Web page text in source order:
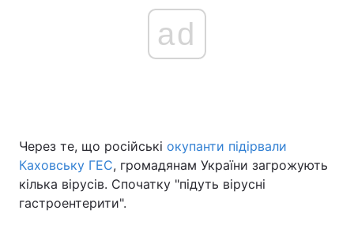
ad
Через те, що російські окупанти підірвали
Каховську ГЕС, громадянам України загрожують
кілька вірусів. Спочатку "підуть вірусні
гастроентерити".